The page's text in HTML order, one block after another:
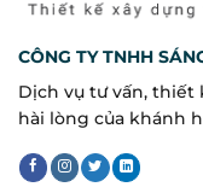
CÔNG TY TNHH
Dịch vụ tư vấn, thiết
hài lòng của khánh